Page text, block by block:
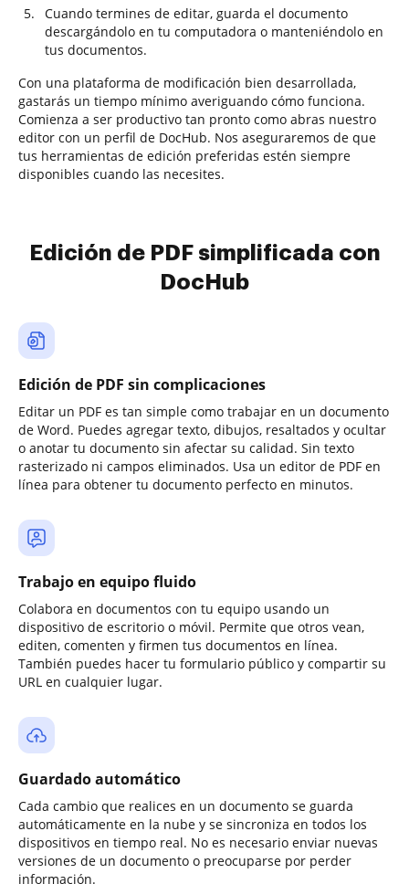
Cuando termines de editar, guarda el documento
descargándolo en tu computadora o manteniéndolo en
tus documentos.
Con una plataforma de modificación bien desarrollada,
gastarás un tiempo mínimo averiguando cómo funciona.
Comienza a ser productivo tan pronto como abras nuestro
editor con un perfil de DocHub. Nos aseguraremos de que
tus herramientas de edición preferidas estén siempre
disponibles cuando las necesites.
Edición de PDF simplificada con
DocHub
Edición de PDF sin complicaciones
Editar un PDF es tan simple como trabajar en un documento
de Word. Puedes agregar texto, dibujos, resaltados y ocultar
o anotar tu documento sin afectar su calidad. Sin texto
rasterizado ni campos eliminados. Usa un editor de PDF en
línea para obtener tu documento perfecto en minutos.
Trabajo en equipo fluido
Colabora en documentos con tu equipo usando un
dispositivo de escritorio o móvil. Permite que otros vean,
editen, comenten y firmen tus documentos en línea.
También puedes hacer tu formulario público y compartir su
URL en cualquier lugar.
Guardado automático
Cada cambio que realices en un documento se guarda
automáticamente en la nube y se sincroniza en todos los
dispositivos en tiempo real. No es necesario enviar nuevas
versiones de un documento o preocuparse por perder
información.